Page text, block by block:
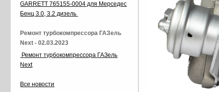
GARRETT 765155-0004 для Мерседес
Бенц 3.0, 3.2 дизель
Ремонт турбокомпрессора ГАЗель
Next - 02.03.2023
Ремонт турбокомпрессора ГАЗель
Next
Все новости